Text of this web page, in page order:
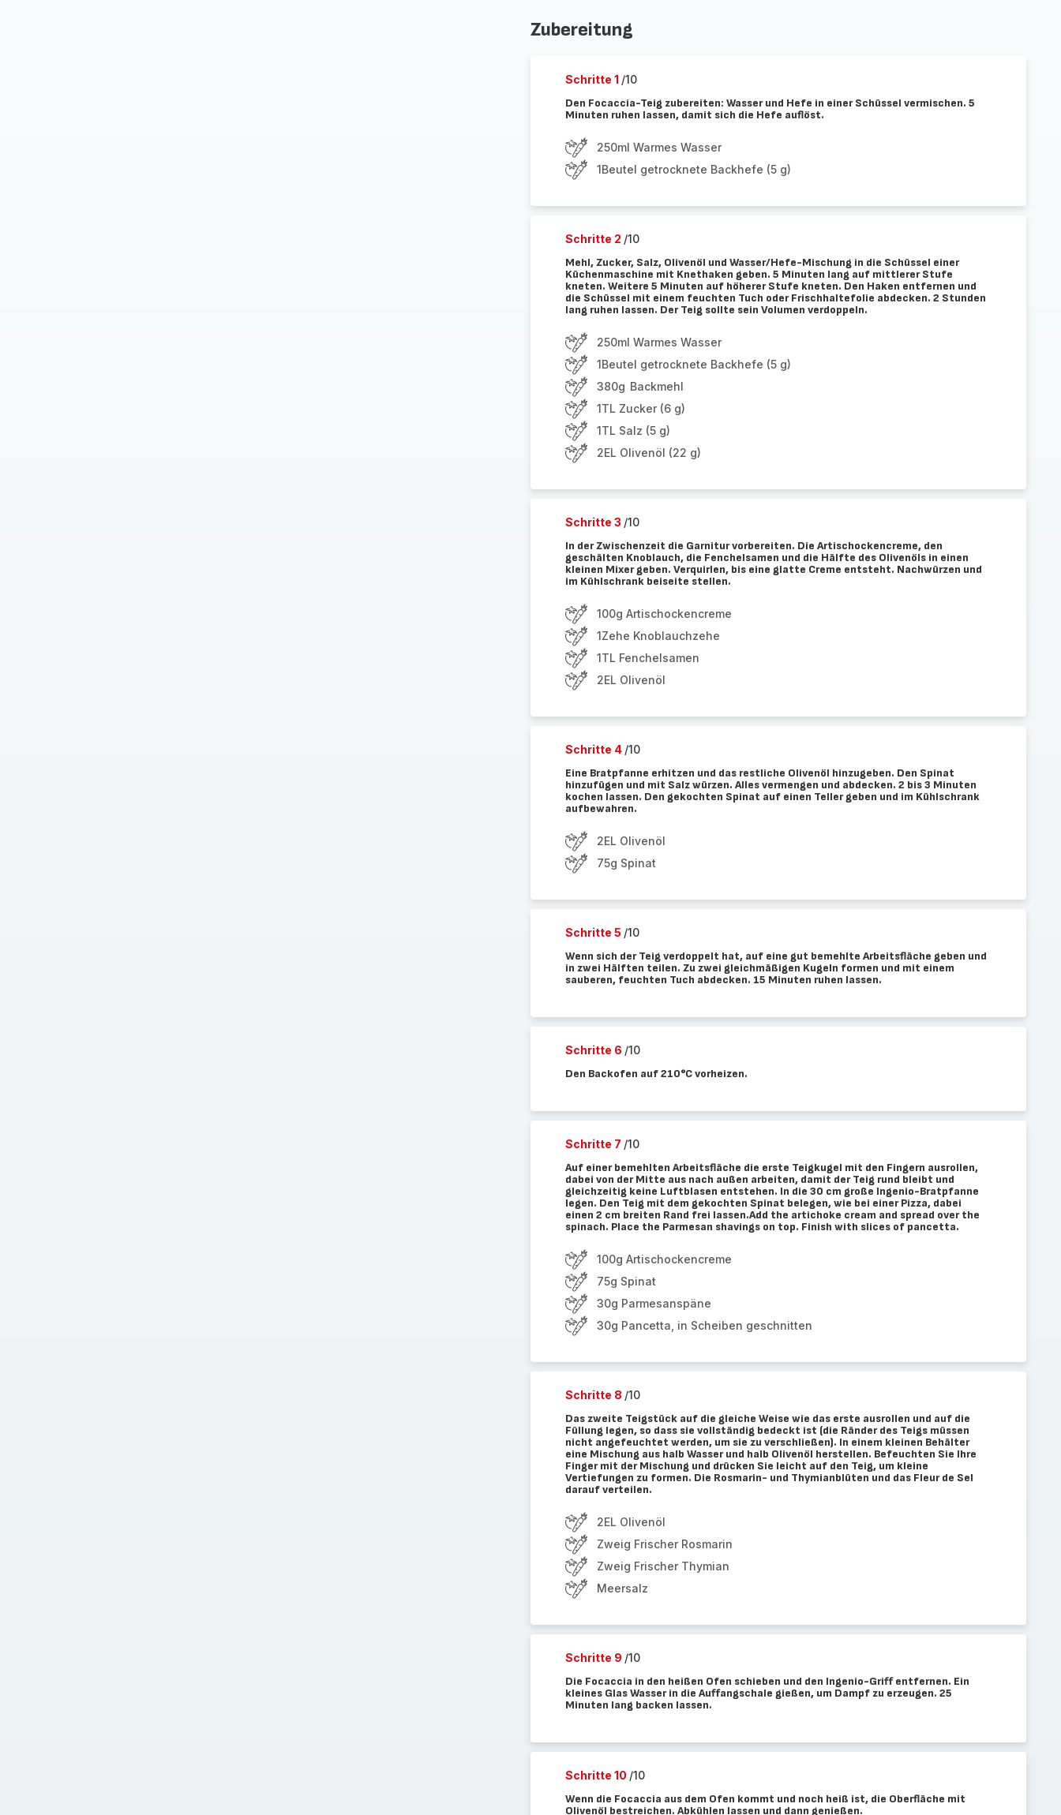
Zubereitung
Schritte 1 /10
Den Focaccia-Teig zubereiten: Wasser und Hefe in einer Schüssel vermischen. 5
Minuten ruhen lassen, damit sich die Hefe auflöst.
250ml Warmes Wasser
1Beutel getrocknete Backhefe (5 g)
Schritte 2 /10
Mehl, Zucker, Salz, Olivenöl und Wasser/Hefe-Mischung in die Schüssel einer
Küchenmaschine mit Knethaken geben. 5 Minuten lang auf mittlerer Stufe
kneten. Weitere 5 Minuten auf höherer Stufe kneten. Den Haken entfernen und
die Schüssel mit einem feuchten Tuch oder Frischhaltefolie abdecken. 2 Stunden
lang ruhen lassen. Der Teig sollte sein Volumen verdoppeln.
250ml Warmes Wasser
1Beutel getrocknete Backhefe (5 g)
380g Backmehl
1TL Zucker (6 g)
1TL Salz (5 g)
2EL Olivenöl (22 g)
Schritte 3 /10
In der Zwischenzeit die Garnitur vorbereiten. Die Artischockencreme, den
geschälten Knoblauch, die Fenchelsamen und die Hälfte des Olivenöls in einen
kleinen Mixer geben. Verquirlen, bis eine glatte Creme entsteht. Nachwürzen und
im Kühlschrank beiseite stellen.
100g Artischockencreme
1Zehe Knoblauchzehe
1TL Fenchelsamen
2EL Olivenöl
Schritte 4 /10
Eine Bratpfanne erhitzen und das restliche Olivenöl hinzugeben. Den Spinat
hinzufügen und mit Salz würzen. Alles vermengen und abdecken. 2 bis 3 Minuten
kochen lassen. Den gekochten Spinat auf einen Teller geben und im Kühlschrank
aufbewahren.
2EL Olivenöl
75g Spinat
Schritte 5 /10
Wenn sich der Teig verdoppelt hat, auf eine gut bemehlte Arbeitsfläche geben und
in zwei Hälften teilen. Zu zwei gleichmäßigen Kugeln formen und mit einem
sauberen, feuchten Tuch abdecken. 15 Minuten ruhen lassen.
Schritte 6 /10
Den Backofen auf 210°C vorheizen.
Schritte 7 /10
Auf einer bemehlten Arbeitsfläche die erste Teigkugel mit den Fingern ausrollen,
dabei von der Mitte aus nach außen arbeiten, damit der Teig rund bleibt und
gleichzeitig keine Luftblasen entstehen. In die 30 cm große Ingenio-Bratpfanne
legen. Den Teig mit dem gekochten Spinat belegen, wie bei einer Pizza, dabei
einen 2 cm breiten Rand frei lassen.Add the artichoke cream and spread over the
spinach. Place the Parmesan shavings on top. Finish with slices of pancetta.
100g Artischockencreme
75g Spinat
30g Parmesanspäne
30g Pancetta, in Scheiben geschnitten
Schritte 8 /10
Das zweite Teigstück auf die gleiche Weise wie das erste ausrollen und auf die
Füllung legen, so dass sie vollständig bedeckt ist (die Ränder des Teigs müssen
nicht angefeuchtet werden, um sie zu verschließen). In einem kleinen Behälter
eine Mischung aus halb Wasser und halb Olivenöl herstellen. Befeuchten Sie Ihre
Finger mit der Mischung und drücken Sie leicht auf den Teig, um kleine
Vertiefungen zu formen. Die Rosmarin- und Thymianblüten und das Fleur de Sel
darauf verteilen.
2EL Olivenöl
Zweig Frischer Rosmarin
Zweig Frischer Thymian
Meersalz
Schritte 9 /10
Die Focaccia in den heißen Ofen schieben und den Ingenio-Griff entfernen. Ein
kleines Glas Wasser in die Auffangschale gießen, um Dampf zu erzeugen. 25
Minuten lang backen lassen.
Schritte 10 /10
Wenn die Focaccia aus dem Ofen kommt und noch heiß ist, die Oberfläche mit
Olivenöl bestreichen. Abkühlen lassen und dann genießen.